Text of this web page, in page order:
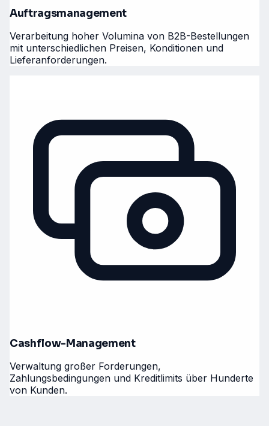
Auftragsmanagement
Verarbeitung hoher Volumina von B2B-Bestellungen
mit unterschiedlichen Preisen, Konditionen und
Lieferanforderungen.
Cashflow-Management
Verwaltung großer Forderungen,
Zahlungsbedingungen und Kreditlimits über Hunderte
von Kunden.